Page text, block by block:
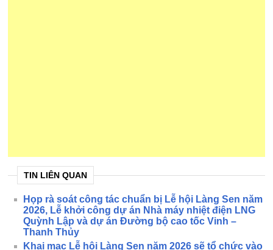
TIN LIÊN QUAN
Họp rà soát công tác chuẩn bị Lễ hội Làng Sen năm
2026, Lễ khởi công dự án Nhà máy nhiệt điện LNG
Quỳnh Lập và dự án Đường bộ cao tốc Vinh –
Thanh Thủy
Khai mạc Lễ hội Làng Sen năm 2026 sẽ tổ chức vào